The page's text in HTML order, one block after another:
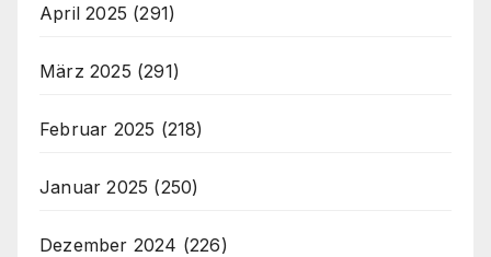
April 2025 (291)
März 2025 (291)
Februar 2025 (218)
Januar 2025 (250)
Dezember 2024 (226)